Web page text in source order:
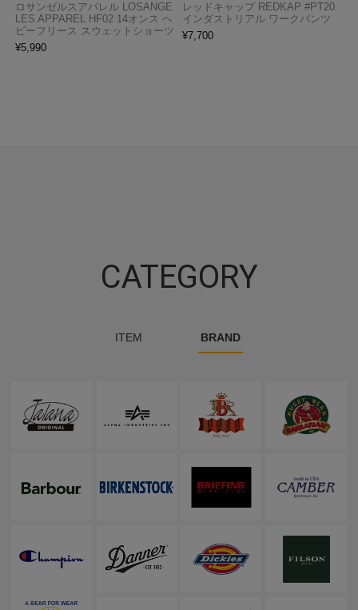
ロサンゼルスアパレル LOSANGE
LES APPAREL HF02 14オンス ヘ
ビーフリース スウェットショーツ
¥5,990
レッドキャップ REDKAP #PT20
インダストリアル ワークパンツ
¥7,700
CATEGORY
ITEM BRAND